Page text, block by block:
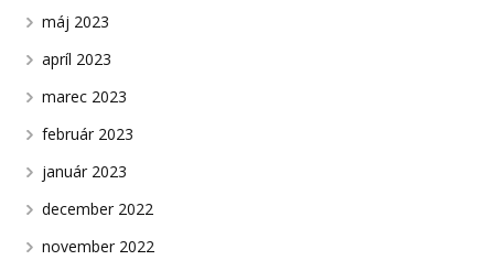
máj 2023
apríl 2023
marec 2023
február 2023
január 2023
december 2022
november 2022